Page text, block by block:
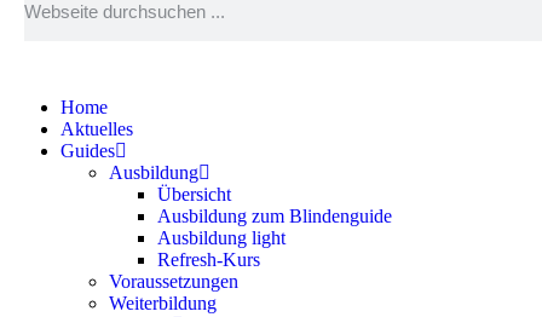
Home
Aktuelles
Guides
Ausbildung
Übersicht
Ausbildung zum Blindenguide
Ausbildung light
Refresh-Kurs
Voraussetzungen
Weiterbildung